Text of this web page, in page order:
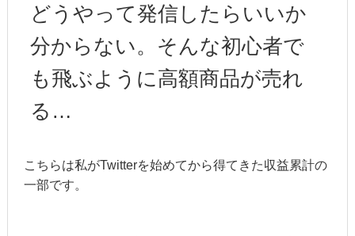
どうやって発信したらいいか
分からない。そんな初心者で
も飛ぶように高額商品が売れ
る…
こちらは私がTwitterを始めてから得てきた収益累計の
一部です。